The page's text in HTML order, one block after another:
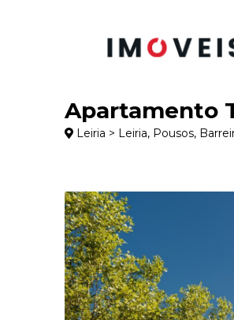
Apartamento
Leiria > Leiria, Pousos,